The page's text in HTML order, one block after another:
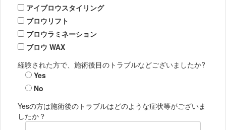
アイブロウスタイリング
ブロウリフト
ブロウラミネーション
ブロウ WAX
経験された方で、施術後目のトラブルなどございましたか?
Yes
No
Yesの方は施術後のトラブルはどのような症状等がございま
したか？